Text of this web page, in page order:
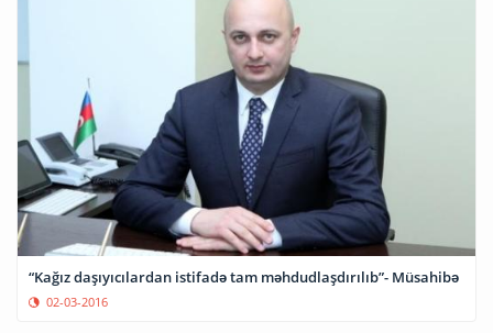
“Kağız daşıyıcılardan istifadə tam məhdudlaşdırılıb”- Müsahibə
02-03-2016